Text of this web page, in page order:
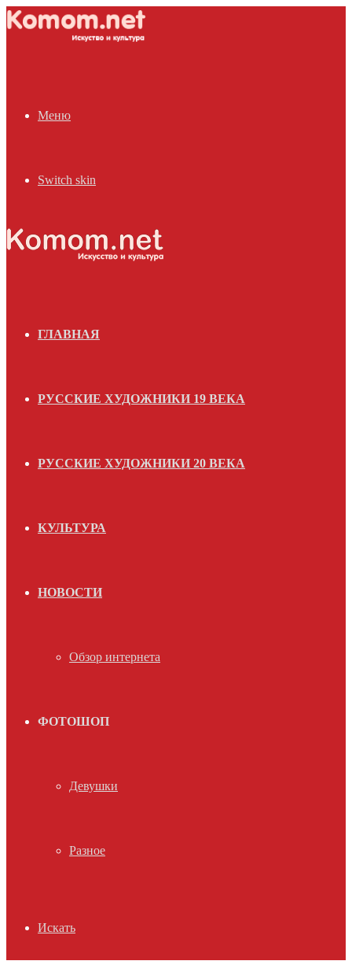
Меню
Switch skin
ГЛАВНАЯ
РУССКИЕ ХУДОЖНИКИ 19 ВЕКА
РУССКИЕ ХУДОЖНИКИ 20 ВЕКА
КУЛЬТУРА
НОВОСТИ
Обзор интернета
ФОТОШОП
Девушки
Разное
Искать